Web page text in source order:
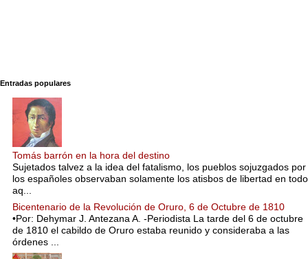
Entradas populares
Tomás barrón en la hora del destino
Sujetados talvez a la idea del fatalismo, los pueblos sojuzgados por
los españoles observaban solamente los atisbos de libertad en todo
aq...
Bicentenario de la Revolución de Oruro, 6 de Octubre de 1810
•Por: Dehymar J. Antezana A. -Periodista La tarde del 6 de octubre
de 1810 el cabildo de Oruro estaba reunido y consideraba a las
órdenes ...